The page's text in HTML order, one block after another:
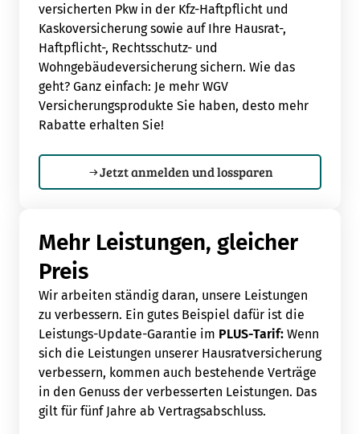
versicherten Pkw in der Kfz-Haftpflicht und
Kaskoversicherung sowie auf Ihre Hausrat-,
Haftpflicht-, Rechtsschutz- und
Wohngebäudeversicherung sichern. Wie das
geht? Ganz einfach: Je mehr WGV
Versicherungsprodukte Sie haben, desto mehr
Rabatte erhalten Sie!
Jetzt anmelden und lossparen
Mehr Leistungen, gleicher
Preis
Wir arbeiten ständig daran, unsere Leistungen
zu verbessern. Ein gutes Beispiel dafür ist die
Leistungs-Update-Garantie im PLUS-Tarif: Wenn
sich die Leistungen unserer Hausratversicherung
verbessern, kommen auch bestehende Verträge
in den Genuss der verbesserten Leistungen. Das
gilt für fünf Jahre ab Vertragsabschluss.